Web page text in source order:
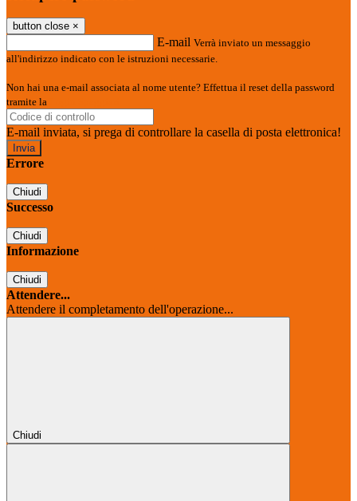
button close ×
E-mail Verrà inviato un messaggio
all'indirizzo indicato con le istruzioni necessarie.
Non hai una e-mail associata al nome utente? Effettua il reset della password
tramite la
E-mail inviata, si prega di controllare la casella di posta elettronica!
Errore
Chiudi
Successo
Chiudi
Informazione
Chiudi
Attendere...
Attendere il completamento dell'operazione...
Chiudi